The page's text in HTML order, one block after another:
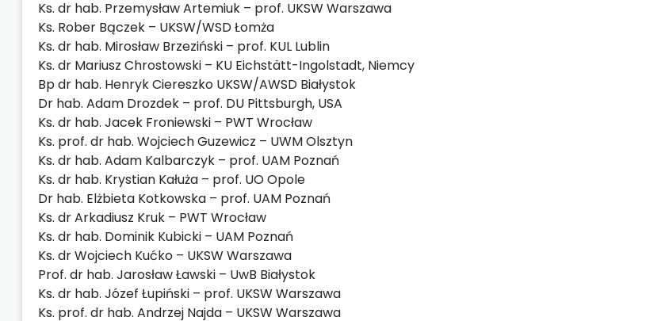
Ks. dr hab. Przemysław Artemiuk – prof. UKSW Warszawa
Ks. Rober Bączek – UKSW/WSD Łomża
Ks. dr hab. Mirosław Brzeziński – prof. KUL Lublin
Ks. dr Mariusz Chrostowski – KU Eichstätt-Ingolstadt, Niemcy
Bp dr hab. Henryk Ciereszko UKSW/AWSD Białystok
Dr hab. Adam Drozdek – prof. DU Pittsburgh, USA
Ks. dr hab. Jacek Froniewski – PWT Wrocław
Ks. prof. dr hab. Wojciech Guzewicz – UWM Olsztyn
Ks. dr hab. Adam Kalbarczyk – prof. UAM Poznań
Ks. dr hab. Krystian Kałuża – prof. UO Opole
Dr hab. Elżbieta Kotkowska – prof. UAM Poznań
Ks. dr Arkadiusz Kruk – PWT Wrocław
Ks. dr hab. Dominik Kubicki – UAM Poznań
Ks. dr Wojciech Kućko – UKSW Warszawa
Prof. dr hab. Jarosław Ławski – UwB Białystok
Ks. dr hab. Józef Łupiński – prof. UKSW Warszawa
Ks. prof. dr hab. Andrzej Najda – UKSW Warszawa